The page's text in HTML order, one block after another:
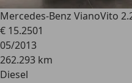
Mercedes-Benz VianoVito
€ 15.2501
05/2013
262.293 km
Diesel